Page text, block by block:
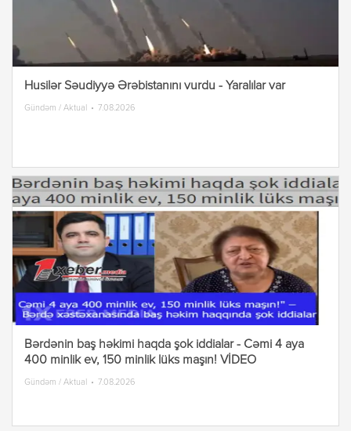
Husilər Səudiyyə Ərəbistanını vurdu - Yaralılar var
Gündəm / Aktual 7.08.2026
Bərdənin baş həkimi haqda şok iddialar - Cəmi 4 aya
400 minlik ev, 150 minlik lüks maşın! VİDEO
Gündəm / Aktual 7.08.2026